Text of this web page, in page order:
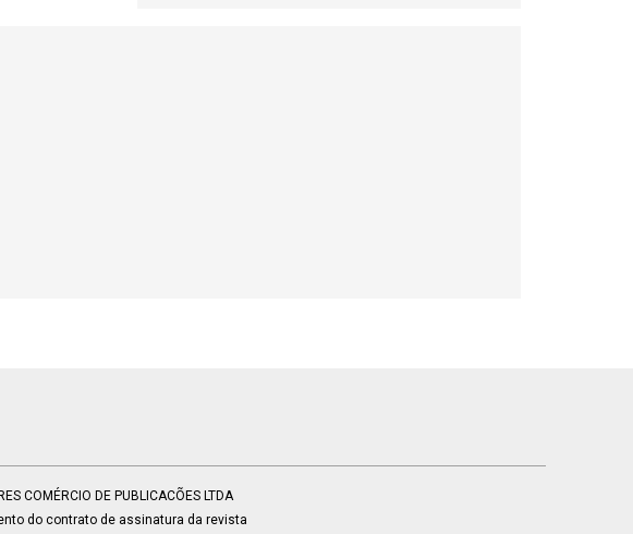
COMÉRCIO DE PUBLICACÕES LTDA
do contrato de assinatura da revista